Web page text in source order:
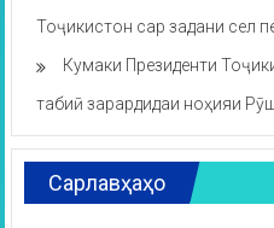
Тоҷикистон сар задани сел
Кумаки Президенти
табиӣ зарардидаи ноҳияи
Сарлавҳаҳо